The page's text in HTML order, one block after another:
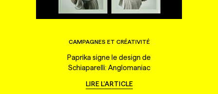
CAMPAGNES ET CRÉATIVITÉ
Paprika signe le design de
Schiaparelli: Anglomaniac
LIRE L'ARTICLE